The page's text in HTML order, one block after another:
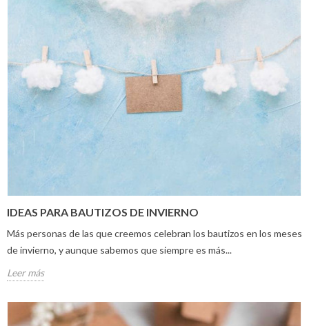
IDEAS PARA BAUTIZOS DE INVIERNO
Más personas de las que creemos celebran los bautizos en los meses
de invierno, y aunque sabemos que siempre es más...
Leer más